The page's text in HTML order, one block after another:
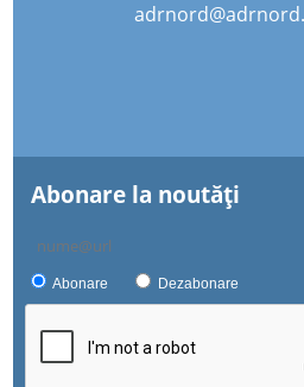
Abonare la noutăţi
Abonare Dezabonare